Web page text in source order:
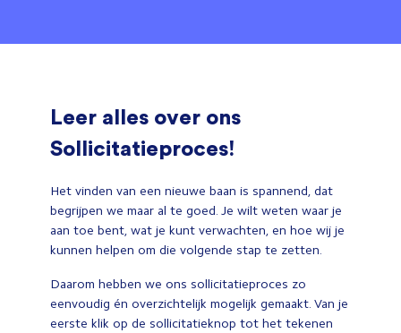
Leer alles over ons
Sollicitatieproces!
Het vinden van een nieuwe baan is spannend, dat
begrijpen we maar al te goed. Je wilt weten waar je
aan toe bent, wat je kunt verwachten, en hoe wij je
kunnen helpen om die volgende stap te zetten.
Daarom hebben we ons sollicitatieproces zo
eenvoudig én overzichtelijk mogelijk gemaakt. Van je
eerste klik op de sollicitatieknop tot het tekenen